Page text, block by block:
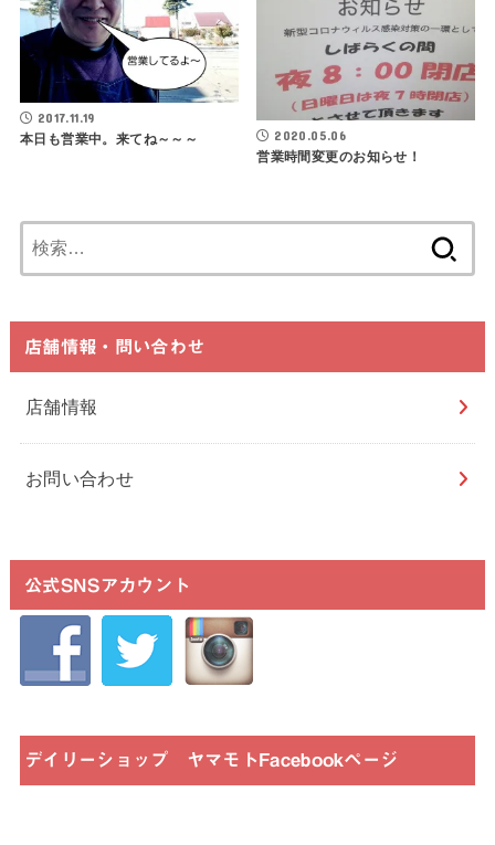
2017.11.19
本日も営業中。来てね～～～ 2020.05.06
営業時間変更のお知らせ！
索:
店舗情報・問い合わせ
店舗情報
お問い合わせ
公式SNSアカウント
デイリーショップ ヤマモトFacebookページ